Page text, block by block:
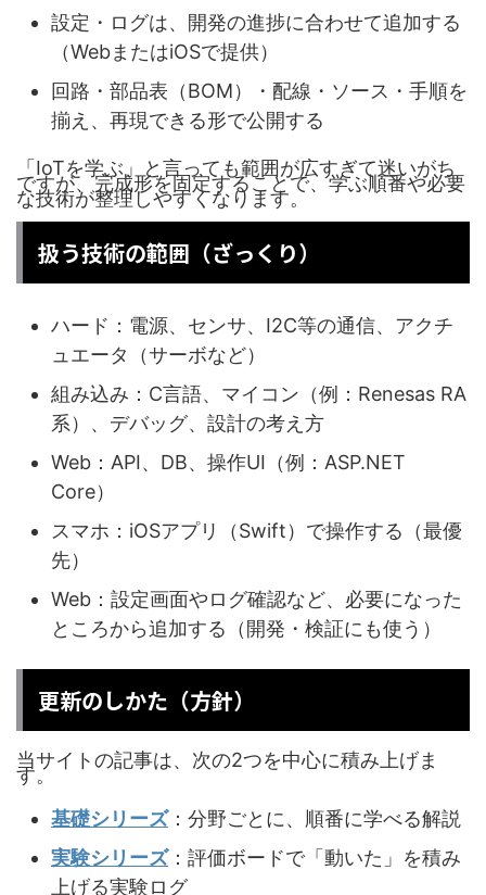
設定・ログは、開発の進捗に合わせて追加する
（WebまたはiOSで提供）
回路・部品表（BOM）・配線・ソース・手順を
揃え、再現できる形で公開する
「IoTを学ぶ」と言っても範囲が広すぎて迷いがち
ですが、完成形を固定することで、学ぶ順番や必要
な技術が整理しやすくなります。
扱う技術の範囲（ざっくり）
ハード：電源、センサ、I2C等の通信、アクチ
ュエータ（サーボなど）
組み込み：C言語、マイコン（例：Renesas RA
系）、デバッグ、設計の考え方
Web：API、DB、操作UI（例：ASP.NET
Core）
スマホ：iOSアプリ（Swift）で操作する（最優
先）
Web：設定画面やログ確認など、必要になった
ところから追加する（開発・検証にも使う）
更新のしかた（方針）
当サイトの記事は、次の2つを中心に積み上げま
す。
基礎シリーズ：分野ごとに、順番に学べる解説
実験シリーズ：評価ボードで「動いた」を積み
上げる実験ログ